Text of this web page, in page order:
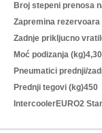
Broj stepeni prenosa
Zapremina rezervoara
Zadnje prikljucno
Moć podizanja (kg)
Pneumatici prednji/
Prednji tegovi (kg)450
IntercoolerEURO2